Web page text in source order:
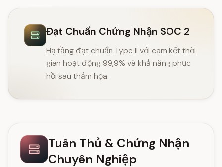
Đạt Chuẩn Chứng Nhận SOC 2
Hạ tầng đạt chuẩn Type II với cam kết thời
gian hoạt động 99,9% và khả năng phục
hồi sau thảm họa.
Tuân Thủ & Chứng Nhận
Chuyên Nghiệp